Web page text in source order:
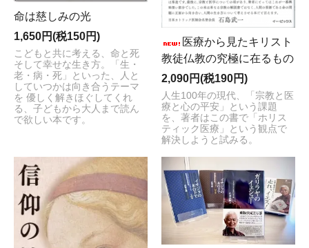
命は慈しみの光
1,650円(税150円)
こどもと共に考える、命と死
そして幸せな生き方。「生・
老・病・死」といった、人と
していつかは向き合うテーマ
を 優しく解きほぐしてくれ
る、子どもから大人まで読ん
で欲しい本です。
医療から見たキリスト
教徒仏教の究極に在るもの
2,090円(税190円)
人生100年の現代、「宗教と医
療と心の平安」という課題
を、著者はこの書で「ホリス
ティック医療」という観点で
解決しようと試みる。